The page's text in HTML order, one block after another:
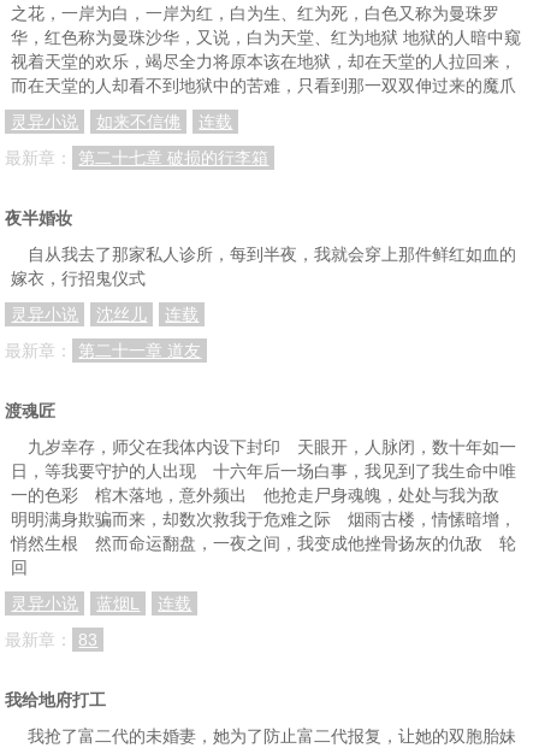
之花，一岸为白，一岸为红，白为生、红为死，白色又称为曼珠罗
华，红色称为曼珠沙华，又说，白为天堂、红为地狱 地狱的人暗中窥
视着天堂的欢乐，竭尽全力将原本该在地狱，却在天堂的人拉回来，
而在天堂的人却看不到地狱中的苦难，只看到那一双双伸过来的魔爪
灵异小说
如来不信佛
连载
最新章：
第二十七章 破损的行李箱
夜半婚妆
自从我去了那家私人诊所，每到半夜，我就会穿上那件鲜红如血的
嫁衣，行招鬼仪式
灵异小说
沈丝儿
连载
最新章：
第二十一章 道友
渡魂匠
九岁幸存，师父在我体内设下封印 天眼开，人脉闭，数十年如一
日，等我要守护的人出现 十六年后一场白事，我见到了我生命中唯
一的色彩 棺木落地，意外频出 他抢走尸身魂魄，处处与我为敌
明明满身欺骗而来，却数次救我于危难之际 烟雨古楼，情愫暗增，
悄然生根 然而命运翻盘，一夜之间，我变成他挫骨扬灰的仇敌 轮
回
灵异小说
蓝烟L
连载
最新章：
83
我给地府打工
我抢了富二代的未婚妻，她为了防止富二代报复，让她的双胞胎妹